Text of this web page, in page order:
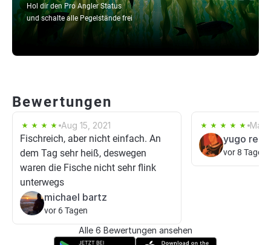
Hol dir den Pro Angler Status
und schalte alle Pegelstände frei
Bewertungen
Aug 15, 2021
Fischreich, aber nicht einfach. An
dem Tag sehr heiß, deswegen
waren die Fische nicht sehr flink
unterwegs
michael bartz
vor 6 Tagen
May
yugo
vor 8 Tagen
Alle 6 Bewertungen ansehen